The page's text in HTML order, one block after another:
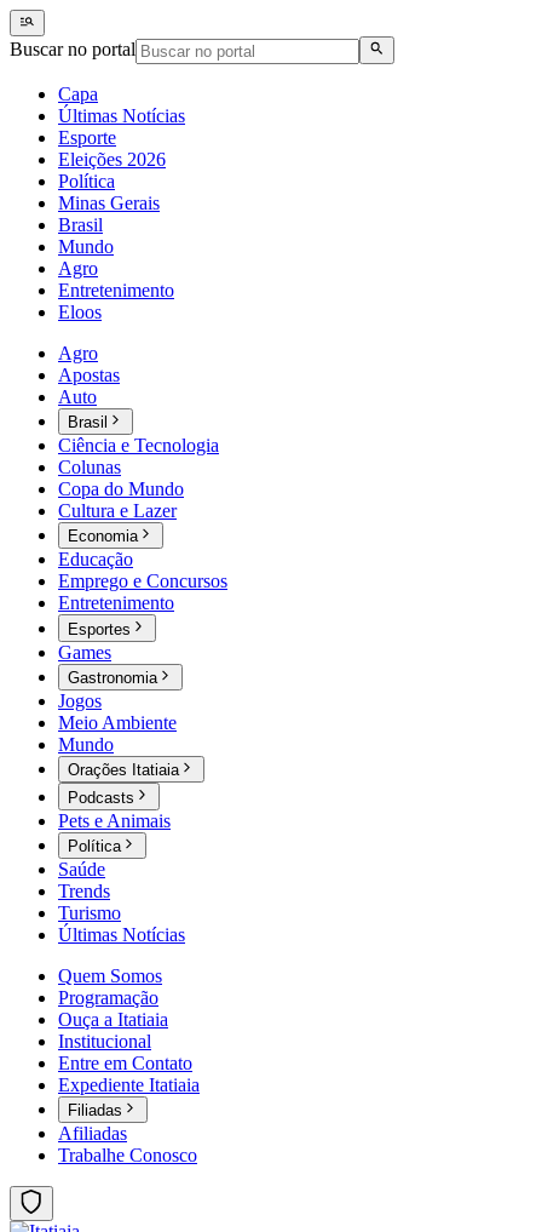
Buscar no portal
Capa
Últimas Notícias
Esporte
Eleições 2026
Política
Minas Gerais
Brasil
Mundo
Agro
Entretenimento
Eloos
Agro
Apostas
Auto
Brasil
Ciência e Tecnologia
Colunas
Copa do Mundo
Cultura e Lazer
Economia
Educação
Emprego e Concursos
Entretenimento
Esportes
Games
Gastronomia
Jogos
Meio Ambiente
Mundo
Orações Itatiaia
Podcasts
Pets e Animais
Política
Saúde
Trends
Turismo
Últimas Notícias
Quem Somos
Programação
Ouça a Itatiaia
Institucional
Entre em Contato
Expediente Itatiaia
Filiadas
Afiliadas
Trabalhe Conosco